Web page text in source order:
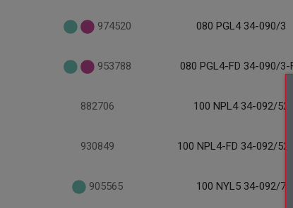
974520 080 PGL4 34-090/3
953788 080 PGL4-FD 34-090/3-
882706 100 NPL4 34-092/52
930849 100 NPL4-FD 34-092/
905565 100 NYL5 34-092/7